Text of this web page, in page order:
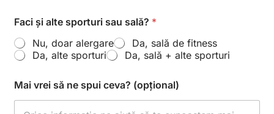
Faci și alte sporturi sau sală? *
Nu, doar alergare
Da, sală de fitness
Da, alte sporturi
Da, sală + alte sporturi
Mai vrei să ne spui ceva? (opțional)